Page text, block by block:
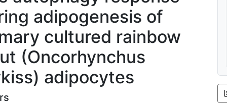
adipogenesis of
cultured rainbow
(Oncorhynchus
adipocytes